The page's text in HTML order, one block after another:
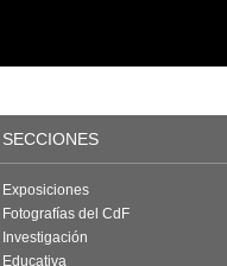
SECCIONES
Exposiciones
Fotografías del CdF
Investigación
Educativa